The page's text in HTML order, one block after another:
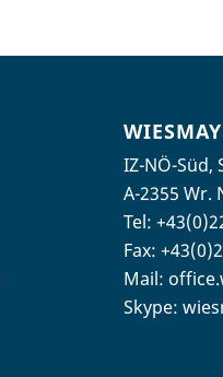
IZ-NÖ-Süd,
A-2355 Wr.
Tel:
Fax:
Mail:
Skype: